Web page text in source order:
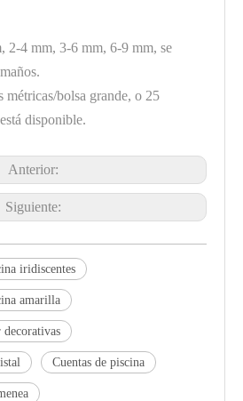
2-4 mm, 3-6 mm, 6-9 mm, se
métricas/bolsa grande, o 25
disponible.
Anterior:
Siguiente:
iridiscentes
amarilla
Cuentas de piscina